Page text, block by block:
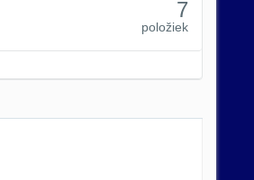
7
položiek